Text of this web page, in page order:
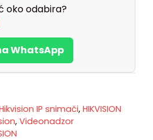
oko odabira?
WhatsApp
IP snimači, HIKVISION
, Videonadzor